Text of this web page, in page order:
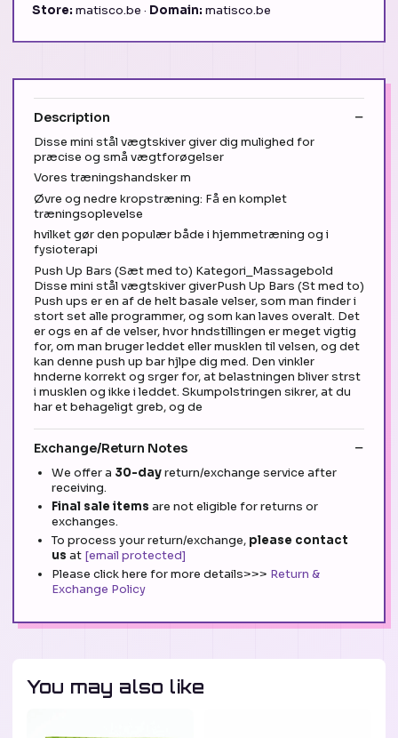
Store: matisco.be · Domain: matisco.be
Description
Disse mini stål vægtskiver giver dig mulighed for
præcise og små vægtforøgelser
Vores træningshandsker m
Øvre og nedre kropstræning: Få en komplet
træningsoplevelse
hvilket gør den populær både i hjemmetræning og i
fysioterapi
Push Up Bars (Sæt med to) Kategori_Massagebold
Disse mini stål vægtskiver giverPush Up Bars (St med to)
Push ups er en af de helt basale velser, som man finder i
stort set alle programmer, og som kan laves overalt. Det
er ogs en af de velser, hvor hndstillingen er meget vigtig
for, om man bruger leddet eller musklen til velsen, og det
kan denne push up bar hjlpe dig med. Den vinkler
hnderne korrekt og srger for, at belastningen bliver strst
i musklen og ikke i leddet. Skumpolstringen sikrer, at du
har et behageligt greb, og de
Exchange/Return Notes
We offer a 30-dayreturn/exchange service after
receiving.
Final sale items are not eligible for returns or
exchanges.
To process your return/exchange, please contact
us at [email protected]
Please click here for more details>>> Return &
Exchange Policy
You may also like